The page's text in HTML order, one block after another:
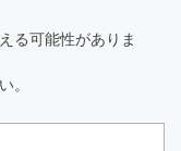
る可能性がありま
。